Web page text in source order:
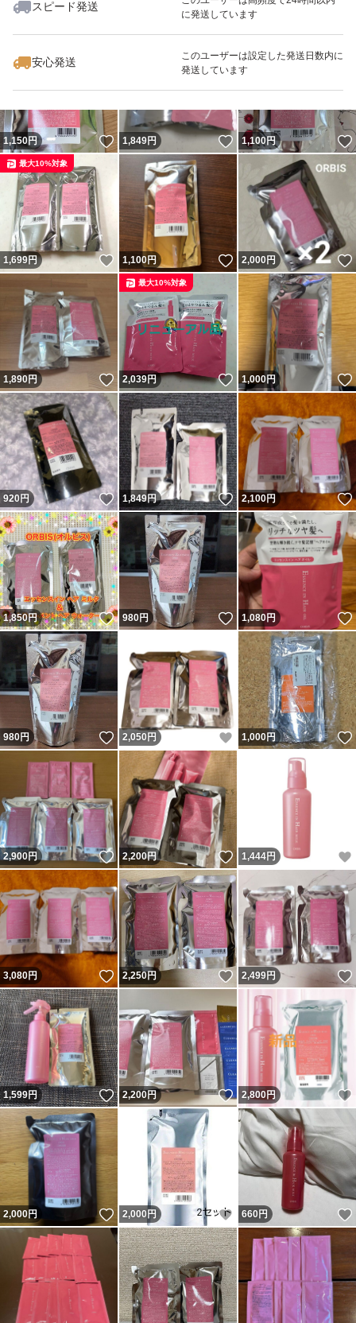
スピード発送
に発送しています
安心発送
このユーザーは設定した発送日数内に
発送しています
いいね！
1,080
1,150円 いいね！
1,849円 いいね！
1,100円
1,699円 いいね！
最大10%対象
1,100円 いいね！
2,000円
1,890円 いいね！
2,039円 いいね！
最大10%対象
1,000円
920円 いいね！
1,849円 いいね！
2,100円
1,850円 いいね！
980円 いいね！
1,080円
980円 いいね！
2,050 円 いいね！
1,000円
2,900円 いいね！
2,200円 いいね！
1,444円
3,080円 いいね！
2,250円 いいね！
2,499円
1,599円 いいね！
2,200円 いいね！
2,800円
2,000円 いいね！
2,000 円 いいね！
660円